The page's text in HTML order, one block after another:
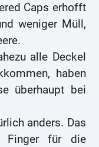
Caps erhofft
weniger Müll,
alle Deckel
haben
überhaupt bei
anders. Das
Finger für die